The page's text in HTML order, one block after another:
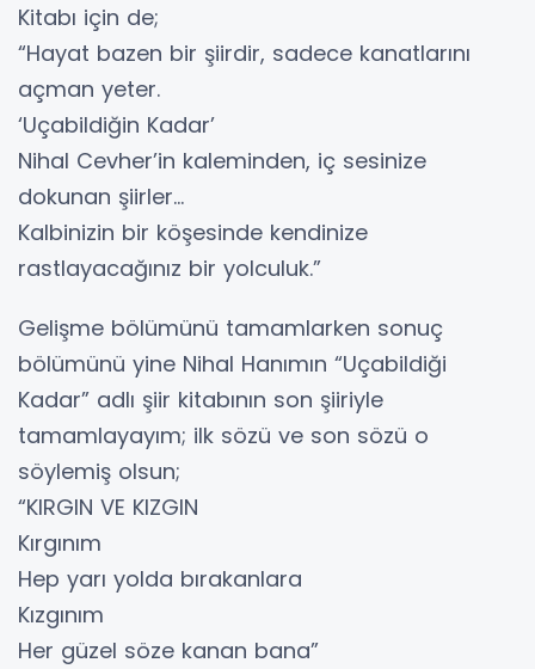
Kitabı için de;
“Hayat bazen bir şiirdir, sadece kanatlarını
açman yeter.
‘Uçabildiğin Kadar’
Nihal Cevher’in kaleminden, iç sesinize
dokunan şiirler…
Kalbinizin bir köşesinde kendinize
rastlayacağınız bir yolculuk.”
Gelişme bölümünü tamamlarken sonuç
bölümünü yine Nihal Hanımın “Uçabildiği
Kadar” adlı şiir kitabının son şiiriyle
tamamlayayım; ilk sözü ve son sözü o
söylemiş olsun;
“KIRGIN VE KIZGIN
Kırgınım
Hep yarı yolda bırakanlara
Kızgınım
Her güzel söze kanan bana”